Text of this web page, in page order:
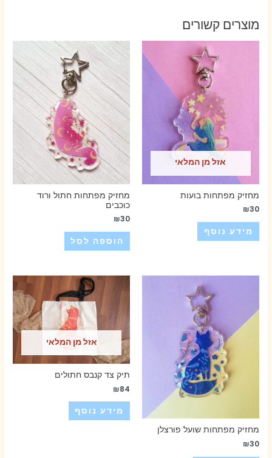
מוצרים קשורים
אזל מן המלאי
מחזיק מפתחות בועות
₪30
מידע נוסף
מחזיק מפתחות חתול ורוד
כוכבים
₪30
הוספה לסל
מחזיק מפתחות שועל פורצלן
₪30
אזל מן המלאי
תיק צד קנבס חתולים
₪84
מידע נוסף